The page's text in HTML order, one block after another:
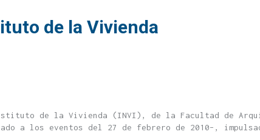
de la Vivienda
de la Vivienda (INVI), de la Facultad de
a los eventos del 27 de febrero de 2010–,